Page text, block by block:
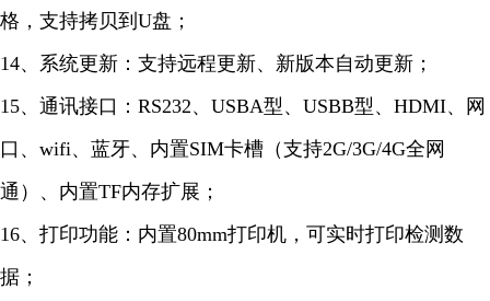
格，支持拷贝到U盘；
14、系统更新：支持远程更新、新版本自动更新；
15、通讯接口：RS232、USBA型、USBB型、HDMI、网
口、wifi、蓝牙、内置SIM卡槽（支持2G/3G/4G全网
通）、内置TF内存扩展；
16、打印功能：内置80mm打印机，可实时打印检测数
据；